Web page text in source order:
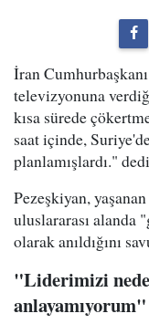
İran
televizyonuna
kısa sürede
saat içinde,
planlamışlardı."
Pezeşkiyan,
uluslararası alanda
olarak anıldığını
"Liderimizi
anlayamıyorum"